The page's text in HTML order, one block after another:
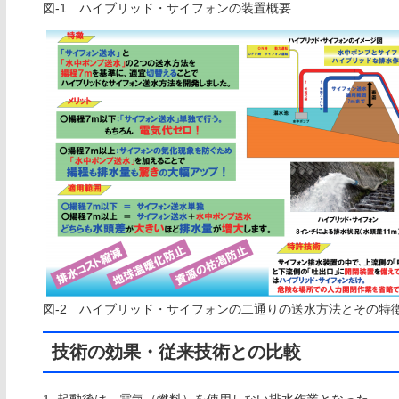
図-1 ハイブリッド・サイフォンの装置概要
図-2 ハイブリッド・サイフォンの二通りの送水方法とその特
技術の効果・従来技術との比較